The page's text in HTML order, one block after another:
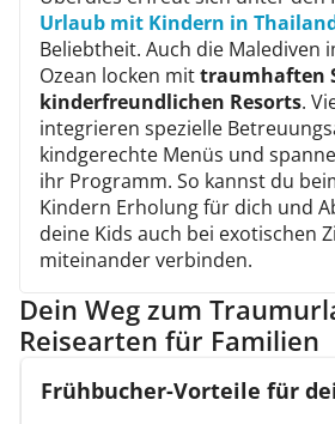
Urlaub mit Kindern in
Beliebtheit. Auch die Malediven
Ozean locken mittraumhaften
kinderfreundlichen Resorts.
integrieren spezielle
kindgerechte Menüs und
ihr Programm. So kannst du
Kindern Erholung für dich und
deine Kids auch bei exotischen
miteinander verbinden.
Dein Weg zum
Reisearten für Familien
Frühbucher-Vorteile für